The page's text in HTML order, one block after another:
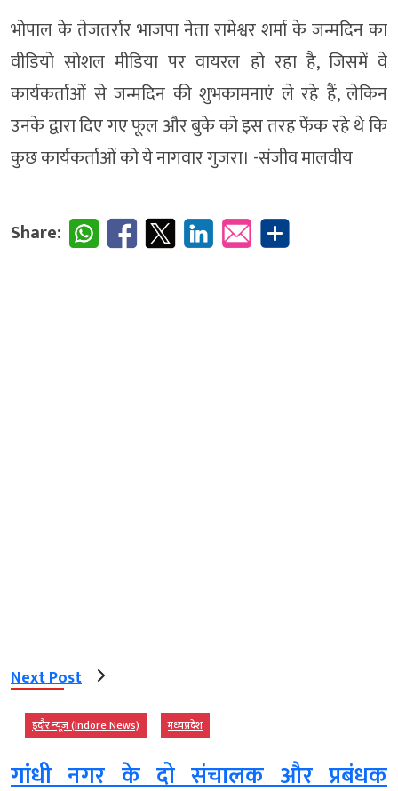
भोपाल के तेजतर्रार भाजपा नेता रामेश्वर शर्मा के जन्मदिन का
वीडियो सोशल मीडिया पर वायरल हो रहा है, जिसमें वे
कार्यकर्ताओं से जन्मदिन की शुभकामनाएं ले रहे हैं, लेकिन
उनके द्वारा दिए गए फूल और बुके को इस तरह फेंक रहे थे कि
कुछ कार्यकर्ताओं को ये नागवार गुजरा। -संजीव मालवीय
Share:
Next Post
इंदौर न्यूज़ (Indore News) मध्‍यप्रदेश
गांधी नगर के दो संचालक और प्रबंधक